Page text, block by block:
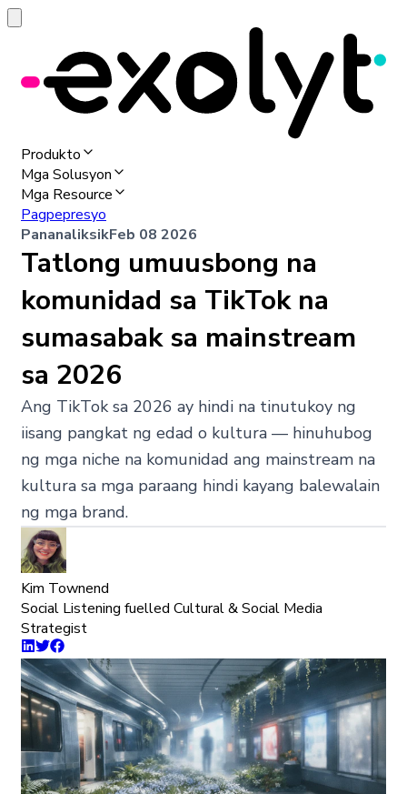
Produkto
Mga Solusyon
Mga Resource
Pagpepresyo
PananaliksikFeb 08 2026
Tatlong umuusbong na
komunidad sa TikTok na
sumasabak sa mainstream
sa 2026
Ang TikTok sa 2026 ay hindi na tinutukoy ng
iisang pangkat ng edad o kultura — hinuhubog
ng mga niche na komunidad ang mainstream na
kultura sa mga paraang hindi kayang balewalain
ng mga brand.
Kim Townend
Social Listening fuelled Cultural & Social Media
Strategist